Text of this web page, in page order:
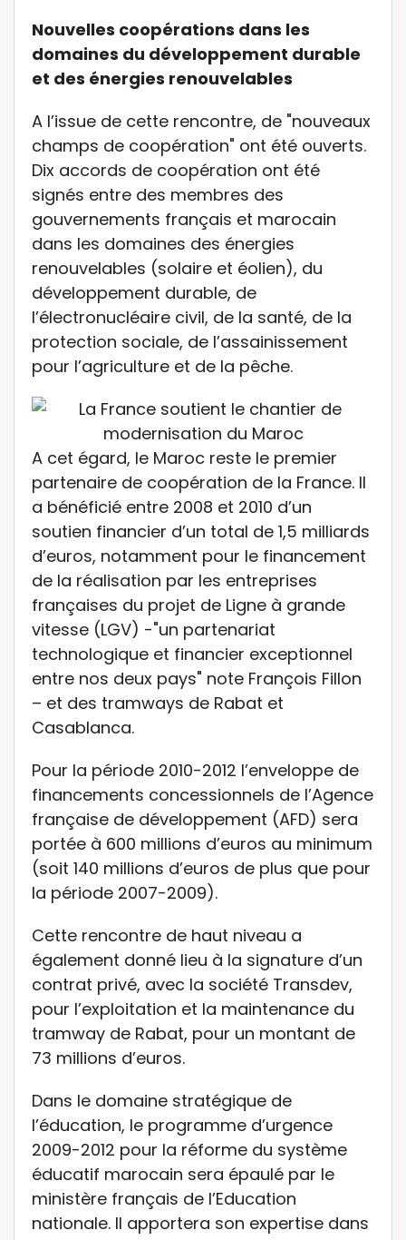
Nouvelles coopérations dans les
domaines du développement durable
et des énergies renouvelables
A l’issue de cette rencontre, de "nouveaux
champs de coopération" ont été ouverts.
Dix accords de coopération ont été
signés entre des membres des
gouvernements français et marocain
dans les domaines des énergies
renouvelables (solaire et éolien), du
développement durable, de
l’électronucléaire civil, de la santé, de la
protection sociale, de l’assainissement
pour l’agriculture et de la pêche.
A cet égard, le Maroc reste le premier
partenaire de coopération de la France. Il
a bénéficié entre 2008 et 2010 d’un
soutien financier d’un total de 1,5 milliards
d’euros, notamment pour le financement
de la réalisation par les entreprises
françaises du projet de Ligne à grande
vitesse (LGV) -"un partenariat
technologique et financier exceptionnel
entre nos deux pays" note François Fillon
– et des tramways de Rabat et
Casablanca.
Pour la période 2010-2012 l’enveloppe de
financements concessionnels de l’Agence
française de développement (AFD) sera
portée à 600 millions d’euros au minimum
(soit 140 millions d’euros de plus que pour
la période 2007-2009).
Cette rencontre de haut niveau a
également donné lieu à la signature d’un
contrat privé, avec la société Transdev,
pour l’exploitation et la maintenance du
tramway de Rabat, pour un montant de
73 millions d’euros.
Dans le domaine stratégique de
l’éducation, le programme d’urgence
2009-2012 pour la réforme du système
éducatif marocain sera épaulé par le
ministère français de l’Education
nationale. Il apportera son expertise dans